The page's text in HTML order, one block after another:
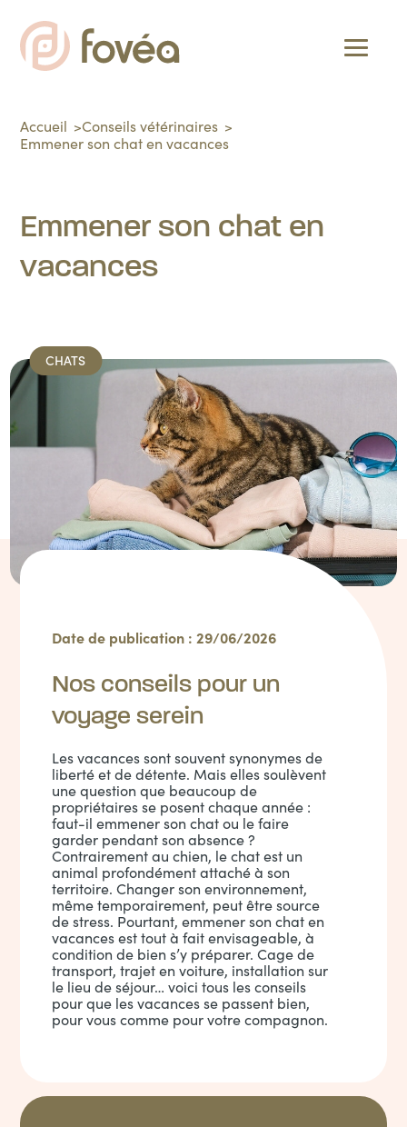
Accueil
Conseils vétérinaires
Emmener son chat en vacances
Emmener son chat en
vacances
CHATS
Date de publication : 29/06/2026
Nos conseils pour un
voyage serein
Les vacances sont souvent synonymes de
liberté et de détente. Mais elles soulèvent
une question que beaucoup de
propriétaires se posent chaque année :
faut-il emmener son chat ou le faire
garder pendant son absence ?
Contrairement au chien, le chat est un
animal profondément attaché à son
territoire. Changer son environnement,
même temporairement, peut être source
de stress. Pourtant, emmener son chat en
vacances est tout à fait envisageable, à
condition de bien s’y préparer. Cage de
transport, trajet en voiture, installation sur
le lieu de séjour… voici tous les conseils
pour que les vacances se passent bien,
pour vous comme pour votre compagnon.